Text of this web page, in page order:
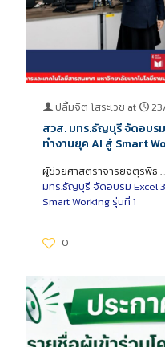
ปลื้มจิต โสระเวช at
สวส. มทร.ธัญบุรี จัดอบร
ทำงานยุค AI สู่ Smart
ผู้ช่วยศาสตราจารย์จตุรพิธ …
มทร.ธัญบุรี จัดอบรม Excel
Smart Working รุ่นที่ 1
0